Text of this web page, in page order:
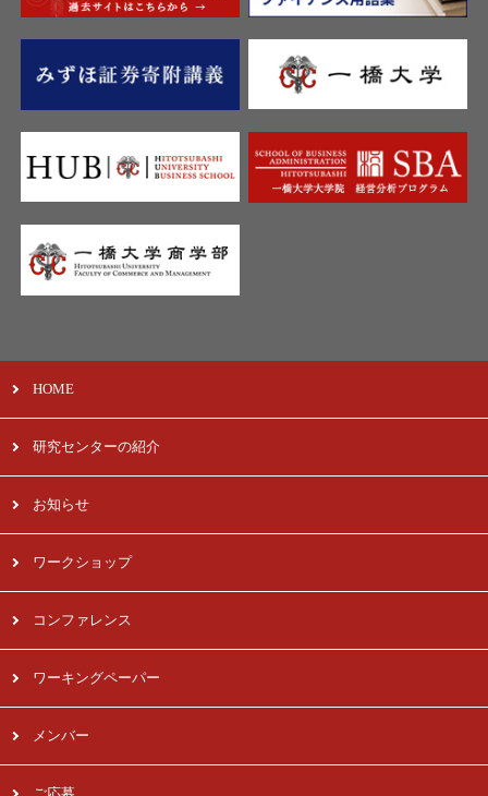
HOME
研究センターの紹介
お知らせ
ワークショップ
コンファレンス
ワーキングペーパー
メンバー